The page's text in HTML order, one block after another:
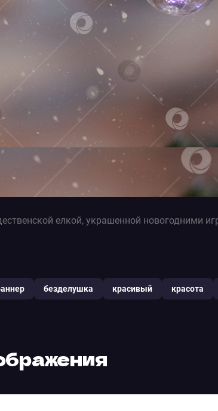
елкой, украшенной новогодними
безделушка красивый красота